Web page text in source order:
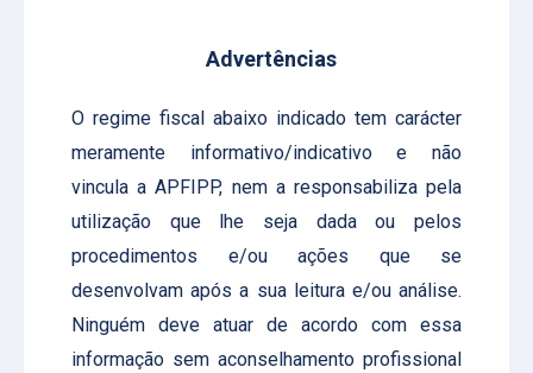
Advertências
O regime fiscal abaixo indicado tem carácter
meramente informativo/indicativo e não
vincula a APFIPP, nem a responsabiliza pela
utilização que lhe seja dada ou pelos
procedimentos e/ou ações que se
desenvolvam após a sua leitura e/ou análise.
Ninguém deve atuar de acordo com essa
informação sem aconselhamento profissional